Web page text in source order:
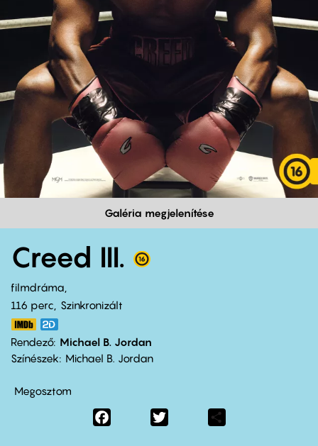
Galéria megjelenítése
Creed III.
filmdráma
116 perc,
Szinkronizált
Rendező Michael B. Jordan
Színészek
Michael B. Jordan
Megosztom
Facebook